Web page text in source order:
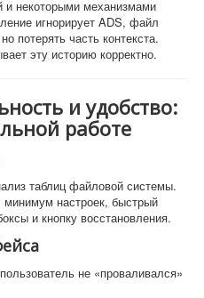
некоторыми механизмами
игнорирует ADS, файл
потерять часть контекста.
эту историю корректно.
и удобство:
работе
таблиц файловой системы.
настроек, быстрый
и кнопку восстановления.
не «проваливался»